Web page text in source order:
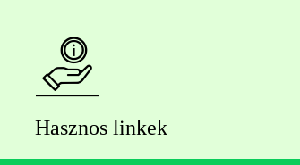
Hasznos linkek